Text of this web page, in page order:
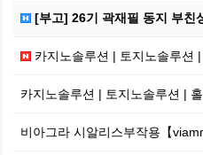
[부고] 26기 곽재필 동지 부친
카지노솔루션 | 토지노솔루션
카지노솔루션 | 토지노솔루션 |
비아그라 시알리스부작용【